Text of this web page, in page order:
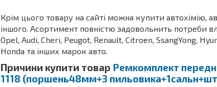
Крім цього товару на сайті можна купити автохімію,
іншого. Асортимент повністю задовольнить потреби
Opel, Audi, Cheri, Peugot, Renault, Citroen, SsangYong,
Honda та інших марок авто.
Причини купити товар Ремкомплект
1118 (поршень48мм+3